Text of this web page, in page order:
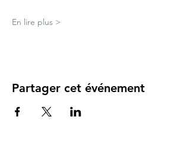
En lire plus >
Partager cet événement